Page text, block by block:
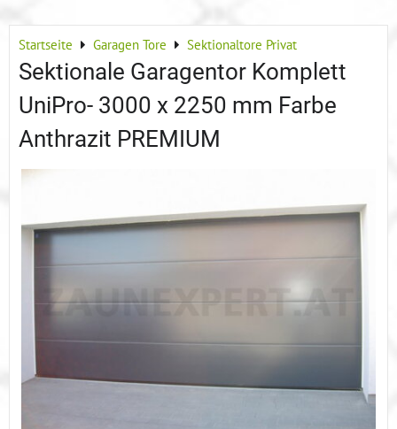
Startseite Garagen Tore Sektionaltore Privat
Sektionale Garagentor Komplett
UniPro- 3000 x 2250 mm Farbe
Anthrazit PREMIUM